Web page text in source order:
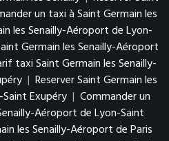
un taxi à Saint Germain les
les Senailly-Aéroport de Lyon-
Germain les Senailly-Aéroport
taxi Saint Germain les Senailly-
| Reserver Saint Germain les
Exupéry | Commander un
Aéroport de Lyon-Saint
les Senailly-Aéroport de Paris